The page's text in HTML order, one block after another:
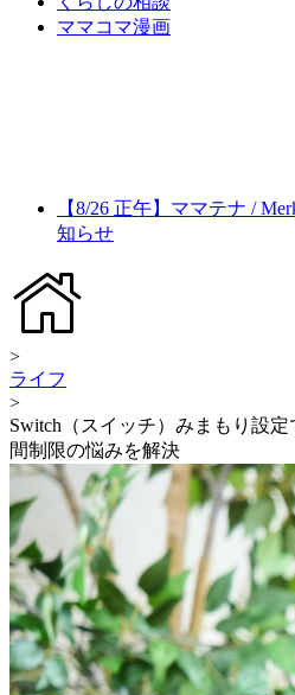
ママコマ漫画
【8/26 正午】ママテナ /
知らせ
>
ライフ
>
Switch（スイッチ）みまもり設
間制限の悩みを解決